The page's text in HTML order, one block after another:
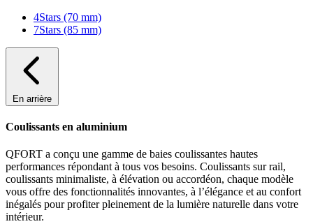
4Stars (70 mm)
7Stars (85 mm)
En arrière
Coulissants en aluminium
QFORT a conçu une gamme de baies coulissantes hautes
performances répondant à tous vos besoins. Coulissants sur rail,
coulissants minimaliste, à élévation ou accordéon, chaque modèle
vous offre des fonctionnalités innovantes, à l’élégance et au confort
inégalés pour profiter pleinement de la lumière naturelle dans votre
intérieur.